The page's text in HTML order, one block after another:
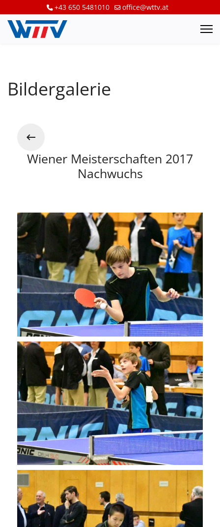
+43 650 5481010 office@wttv.at
Bildergalerie
Wiener Meisterschaften 2017
Nachwuchs